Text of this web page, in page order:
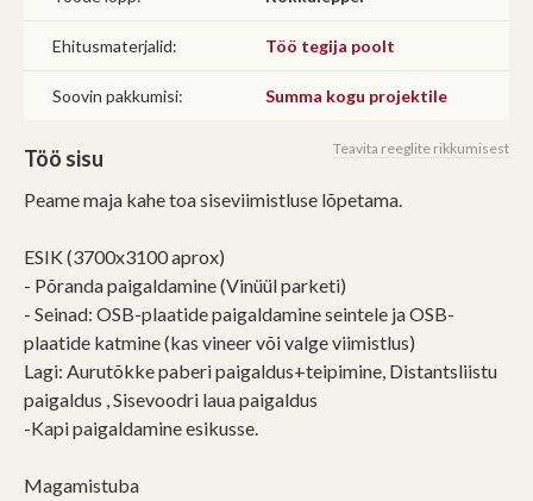
Ehitusmaterjalid: Töö tegija poolt
Soovin pakkumisi: Summa kogu projektile
Teavita reeglite rikkumisest
Töö sisu
Peame maja kahe toa siseviimistluse lõpetama.
ESIK (3700x3100 aprox)
- Põranda paigaldamine (Vinüül parketi)
- Seinad: OSB-plaatide paigaldamine seintele ja OSB-
plaatide katmine (kas vineer või valge viimistlus)
Lagi: Aurutõkke paberi paigaldus+teipimine, Distantsliistu
paigaldus , Sisevoodri laua paigaldus
-Kapi paigaldamine esikusse.
Magamistuba
Ei saa osaleda teistel hangetel
Edasi